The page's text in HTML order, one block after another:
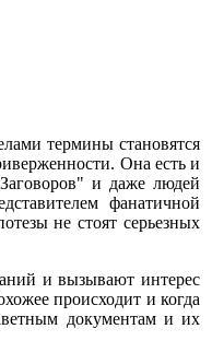
термины становятся
Она есть и
и даже людей
фанатичной
не стоят серьезных
и вызывают интерес
происходит и когда
документам и их